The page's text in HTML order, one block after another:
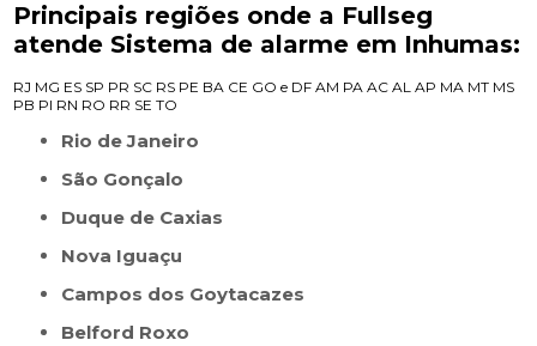
Principais regiões onde a Fullseg
atende Sistema de alarme em Inhumas:
RJ MG ES SP PR SC RS PE BA CE GO e DF AM PA AC AL AP MA MT MS
PB PI RN RO RR SE TO
Rio de Janeiro
São Gonçalo
Duque de Caxias
Nova Iguaçu
Campos dos Goytacazes
Belford Roxo